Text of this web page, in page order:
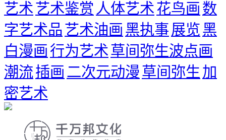
艺术艺术鉴赏 人体艺术花鸟画 数
字艺术品艺术油画 黑执事 展览黑
白漫画 行为艺术草间弥生波点画
潮流插画 二次元动漫草间弥生 加
密艺术